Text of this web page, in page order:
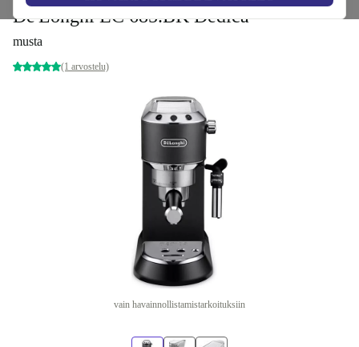
De'Longhi EC 685.BK Dedica
musta
(1 arvostelu)
vain havainnollistamistarkoituksiin